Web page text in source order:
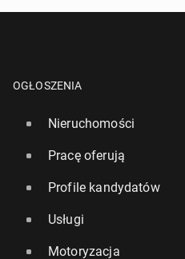
OGŁOSZENIA
Nieruchomości
Pracę oferują
Profile kandydatów
Usługi
Motoryzacja